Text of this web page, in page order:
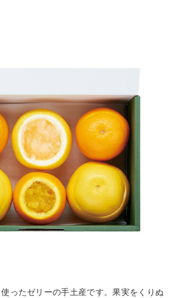
ったゼリーの手土産です。果実をくりぬ